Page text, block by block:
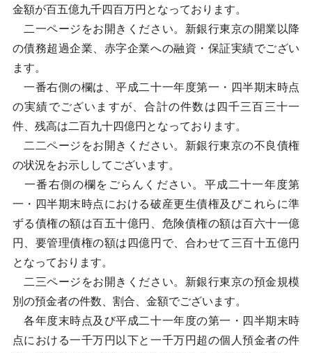
金額が百五億九千四百万円となっております。
二一ページをお開きください。新銀行東京の開業以降
の債務超過企業、赤字企業への融資・保証実績でござい
ます。
一番右側の欄は、平成二十一年度第一・四半期末時点
の実績でございますが、合計の件数は四千三百三十一
件、残高は二百九十四億円となっております。
二二ページをお開きください。新銀行東京の不良債権
の状況をお示ししてございます。
一番右側の欄をごらんください。平成二十一年度第
一・四半期末時点における破産更生債権及びこれらに準
ずる債権の額は百五十億円、危険債権の額は百六十一億
円、要管理債権の額は四億円で、合わせて三百十五億円
となっております。
二三ページをお開きください。新銀行東京の預金規模
別の預金者の件数、割合、金額でございます。
各年度末時点及び平成二十一年度の第一・四半期末時
点における一千万円以下と一千万円超の個人預金者の件